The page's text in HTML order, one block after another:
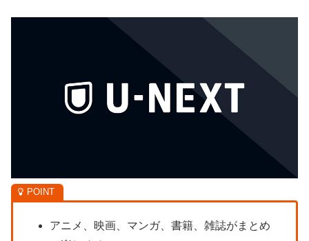
アニメ、映画、マンガ、書籍、雑誌がまとめ